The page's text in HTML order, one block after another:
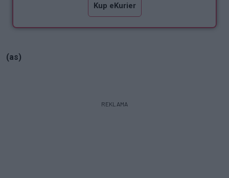
Kup eKurier
(as)
REKLAMA